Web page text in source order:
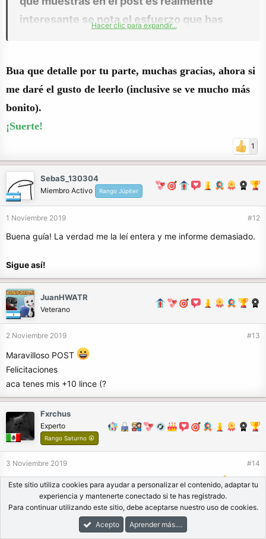
interesante se nota el esfuerzo que has
Con respecto a la fuente usada en las letras
las he cambiado personalmente para una
mejor visualización, la anterior era poco
Hacer clic para expandir...
Bua que detalle por tu parte, muchas gracias, ahora si
me daré el gusto de leerlo (inclusive se ve mucho más
bonito).
¡Suerte!
1
SebaS_130304
Miembro Activo Rango Júpiter
1 Noviembre 2019 #12
Buena guía! La verdad me la leí entera y me informe demasiado.
Sigue así!
JuanHWATR
Veterano
2 Noviembre 2019 #13
Maravilloso POST
Felicitaciones
aca tenes mis +10 lince (?
Fxrchus
Experto
Rango Saturno ⦿
3 Noviembre 2019 #14
Gran Post para aclarar dudas sobre la modalidad
AfterFokuh_
Rango Saturno ⦿
Este sitio utiliza cookies para ayudar a personalizar el contenido, adaptar tu
experiencia y mantenerte conectado si te has registrado.
Para continuar utilizando este sitio, debe aceptarse nuestro uso de cookies.
Acepto
Aprender más.…